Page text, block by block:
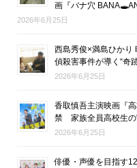
画『バナ穴
2026年6月25日
西島秀俊×満島ひか
偵殺害事件が導く“奇
2026年6月25日
香取慎吾主演映画『
禁 家族全員高校生の
2026年6月25日
俳優・声優を目指す